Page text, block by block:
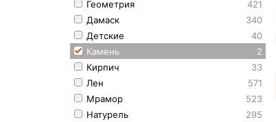
Геометрия
421
Дамаск
340
Детские
40
Камень
2
Кирпич
33
Лен
571
Мрамор
523
Натурель
295